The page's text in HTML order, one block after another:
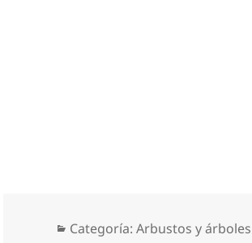
Categorías
Categoría: Arbustos y árboles